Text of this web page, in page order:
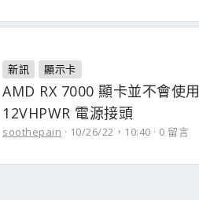
新訊 顯示卡
AMD RX 7000 顯卡並不會使用
12VHPWR 電源接頭
soothepain 10/26/22，10:40 0 留言